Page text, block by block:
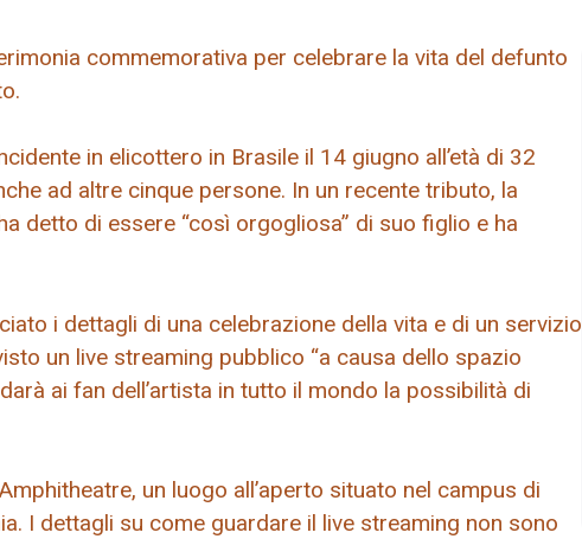
commemorativa per celebrare la vita del defunto
in elicottero in Brasile il 14 giugno all’età di 32
ad altre cinque persone. In un recente tributo, la
detto di essere “così orgogliosa” di suo figlio e ha
i dettagli di una celebrazione della vita e di un servizio
un live streaming pubblico “a causa dello spazio
ai fan dell’artista in tutto il mondo la possibilità di
un luogo all’aperto situato nel campus di
I dettagli su come guardare il live streaming non sono